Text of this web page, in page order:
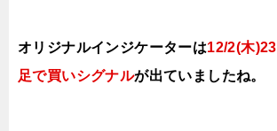
オリジナルインジケーターは12/2(木)23
足で買いシグナルが出ていましたね。